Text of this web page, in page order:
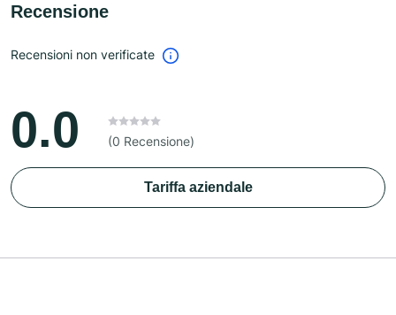
Recensione
Recensioni non verificate
0.0 (0 Recensione)
Tariffa aziendale